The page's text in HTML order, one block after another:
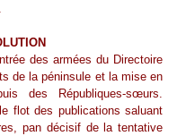
des armées du Directoire
de la péninsule et la mise en
des Républiques-sœurs.
flot des publications saluant
pan décisif de la tentative